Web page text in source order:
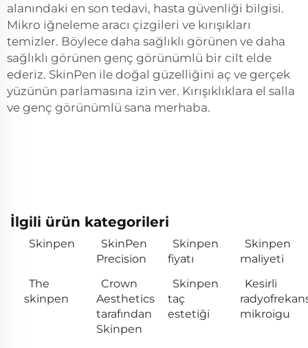
alanındaki en son tedavi, hasta güvenliği bilgisi.
Mikro iğneleme aracı çizgileri ve kırışıkları
temizler. Böylece daha sağlıklı görünen ve daha
sağlıklı görünen genç görünümlü bir cilt elde
ederiz. SkinPen ile doğal güzelliğini aç ve gerçek
yüzünün parlamasına izin ver. Kırışıklıklara el salla
ve genç görünümlü sana merhaba.
İlgili ürün kategorileri
Skinpen
SkinPen
Precision
Skinpen
fiyatı
Skinpen
maliyeti
The
skinpen
Crown
Aesthetics
tarafından
Skinpen
Skinpen
taç
estetiği
Kesirli
mikroigu